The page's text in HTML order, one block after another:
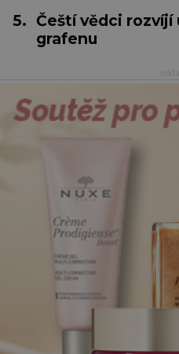
5. Čeští vědci
grafenu